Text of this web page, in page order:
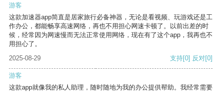
游客
这款加速器app简直是居家旅行必备神器，无论是看视频、玩游戏还是工
作办公，都能畅享高速网络，再也不用担心网速卡顿了。以前出差的时
候，经常因为网速慢而无法正常使用网络，现在有了这个app，我再也不
用担心了。
2025-08-29
支持[0] 反对[0]
游客
这款app就像我的私人助理，随时随地为我的办公提供帮助。我经常需要